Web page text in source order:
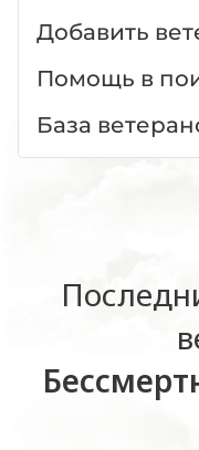
Добавить
Помощь в
База